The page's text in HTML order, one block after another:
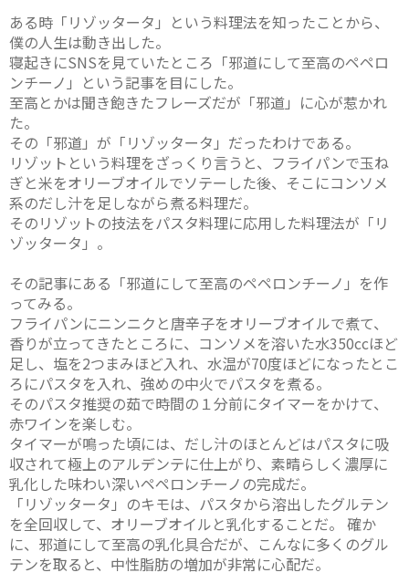
ある時「リゾッタータ」という料理法を知ったことから、
僕の人生は動き出した。
寝起きにSNSを見ていたところ「邪道にして至高のペペロ
ンチーノ」という記事を目にした。
至高とかは聞き飽きたフレーズだが「邪道」に心が惹かれ
た。
その「邪道」が「リゾッタータ」だったわけである。
リゾットという料理をざっくり言うと、フライパンで玉ね
ぎと米をオリーブオイルでソテーした後、そこにコンソメ
系のだし汁を足しながら煮る料理だ。
そのリゾットの技法をパスタ料理に応用した料理法が「リ
ゾッタータ」。
その記事にある「邪道にして至高のペペロンチーノ」を作
ってみる。
フライパンにニンニクと唐辛子をオリーブオイルで煮て、
香りが立ってきたところに、コンソメを溶いた水350ccほど
足し、塩を2つまみほど入れ、水温が70度ほどになったとこ
ろにパスタを入れ、強めの中火でパスタを煮る。
そのパスタ推奨の茹で時間の１分前にタイマーをかけて、
赤ワインを楽しむ。
タイマーが鳴った頃には、だし汁のほとんどはパスタに吸
収されて極上のアルデンテに仕上がり、素晴らしく濃厚に
乳化した味わい深いペペロンチーノの完成だ。
「リゾッタータ」のキモは、パスタから溶出したグルテン
を全回収して、オリーブオイルと乳化することだ。 確か
に、邪道にして至高の乳化具合だが、こんなに多くのグル
テンを取ると、中性脂肪の増加が非常に心配だ。